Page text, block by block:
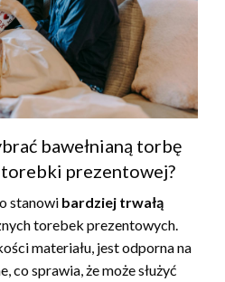
bawełnianą torbę
prezentowej?
stanowi bardziej trwałą
torebek prezentowych.
materiału, jest odporna na
co sprawia, że może służyć